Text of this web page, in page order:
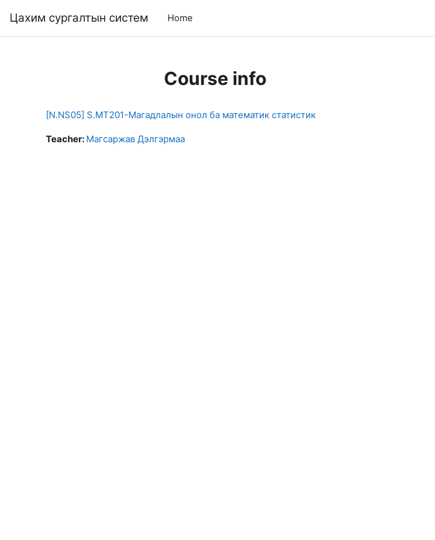
Цахим сургалтын систем Home
Course info
[N.NS05] S.MT201-Магадлалын онол ба математик статистик
Teacher: Магсаржав Дэлгэрмаа